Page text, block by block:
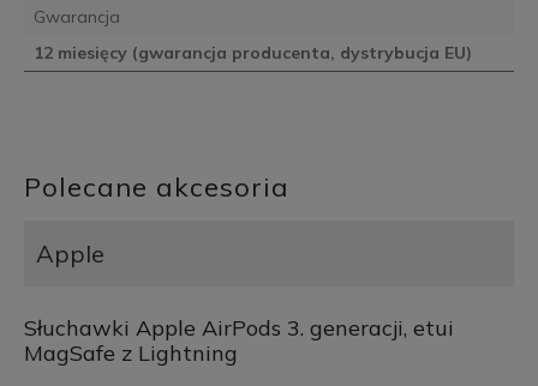
Gwarancja
12 miesięcy (gwarancja producenta, dystrybucja EU)
Polecane akcesoria
Apple
Słuchawki Apple AirPods 3. generacji, etui
MagSafe z Lightning